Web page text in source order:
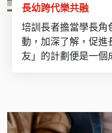
長幼跨代樂共融
培訓長者擔當學長
動，加深了解，促
友」的計劃便是一個